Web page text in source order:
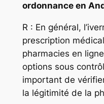
ordonnance en
R : En général,
prescription
pharmacies en
options sous
important de
la légitimité de la